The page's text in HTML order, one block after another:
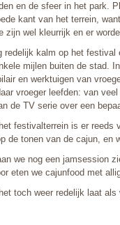
en de sfeer in het park.
kant van het terrein,
zijn wel kleurrijk en er
redelijk kalm op het festival
mijlen buiten de stad.
en werktuigen van
vroeger leefden: van
de TV serie over een
festivalterrein is er reeds
de tonen van de cajun, en
we nog een jamsession
eten we cajunfood met
toch weer redelijk laat als